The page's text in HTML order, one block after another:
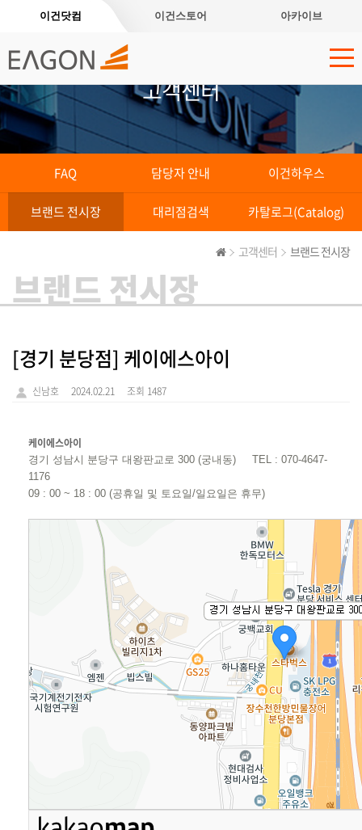
이건닷컴 이건스토어 아카이브
고객센터
FAQ 담당자 안내 이건하우스
브랜드 전시장 대리점검색 카탈로그(Catalog)
고객센터 브랜드 전시장
브랜드 전시장
[경기 분당점] 케이에스아이
신남호 2024.02.21 조회 1487
케이에스아이
경기 성남시 분당구 대왕판교로 300 (궁내동)
TEL : 070-4647-
1176
09 : 00 ~ 18 : 00 (공휴일 및 토요일/일요일은 휴무)